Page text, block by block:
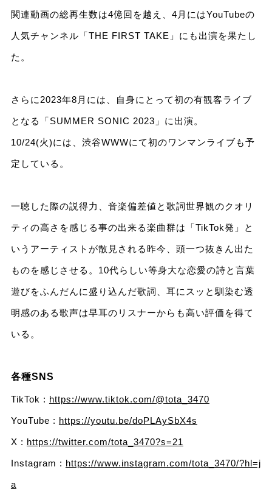
関連動画の総再生数は4億回を越え、4月にはYouTubeの
人気チャンネル「THE FIRST TAKE」にも出演を果たし
た。
さらに2023年8月には、自身にとって初の有観客ライブ
となる「SUMMER SONIC 2023」に出演。
10/24(火)には、渋谷WWWにて初のワンマンライブも予
定している。
一聴した際の説得力、音楽偏差値と歌詞世界観のクオリ
ティの高さを感じる事の出来る楽曲群は「TikTok発」と
いうアーティストが散見される昨今、頭一つ抜きん出た
ものを感じさせる。10代らしい等身大な恋愛の詩と言葉
遊びをふんだんに盛り込んだ歌詞、耳にスッと馴染む透
明感のある歌声は早耳のリスナーからも高い評価を得て
いる。
各種SNS
TikTok : https://www.tiktok.com/@tota_3470
YouTube : https://youtu.be/doPLAySbX4s
X : https://twitter.com/tota_3470?s=21
Instagram : https://www.instagram.com/tota_3470/?hl=j
a